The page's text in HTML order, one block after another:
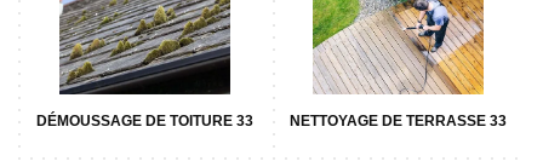
DÉMOUSSAGE DE TOITURE 33 NETTOYAGE DE TERRASSE 33